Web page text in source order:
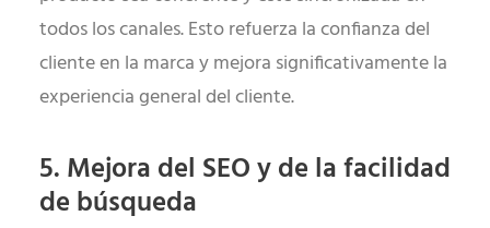
todos los canales. Esto refuerza la confianza del
cliente en la marca y mejora significativamente la
experiencia general del cliente.
5. Mejora del SEO y de la facilidad
de búsqueda